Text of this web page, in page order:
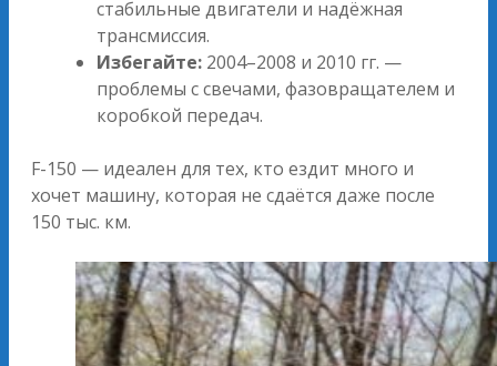
стабильные двигатели и надёжная
трансмиссия.
Избегайте: 2004–2008 и 2010 гг. —
проблемы с свечами, фазовращателем и
коробкой передач.
F-150 — идеален для тех, кто ездит много и
хочет машину, которая не сдаётся даже после
150 тыс. км.